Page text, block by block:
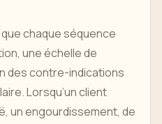
chaque séquence
une échelle de
des contre-indications
Lorsqu’un client
un engourdissement, de